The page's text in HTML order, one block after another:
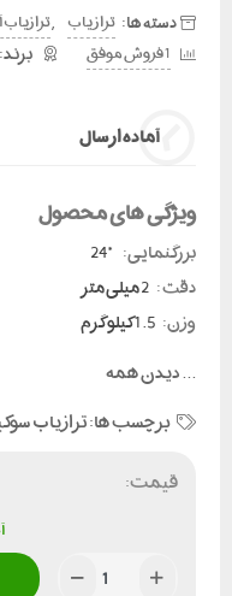
دسته ها: تراز یاب ,ترازیاب
1 فروش موفق
آماده ارسال
ویژگی های محصول
بزرگنمایی: *24
دقت :
وزن:
...دیدن همه
برچسب ها:تراز یاب
قیمت: